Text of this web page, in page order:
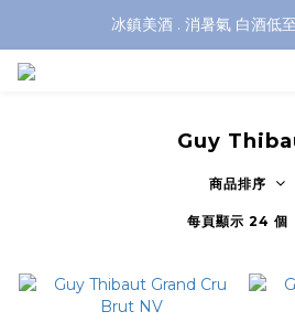
冰鎮美酒 . 消暑氣 白酒低
Guy
商品排序
每頁顯示 24 個